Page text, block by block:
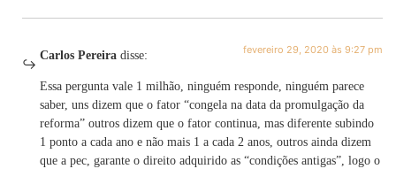
Carlos Pereira disse: fevereiro 29, 2020 às 9:27 pm
Essa pergunta vale 1 milhão, ninguém responde, ninguém parece
saber, uns dizem que o fator “congela na data da promulgação da
reforma” outros dizem que o fator continua, mas diferente subindo
1 ponto a cada ano e não mais 1 a cada 2 anos, outros ainda dizem
que a pec, garante o direito adquirido as “condições antigas”, logo o